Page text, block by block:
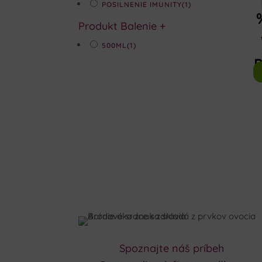
POSILNENIE IMUNITY(1)
Produkt Balenie +
500ML(1)
Spoznajte náš príbeh